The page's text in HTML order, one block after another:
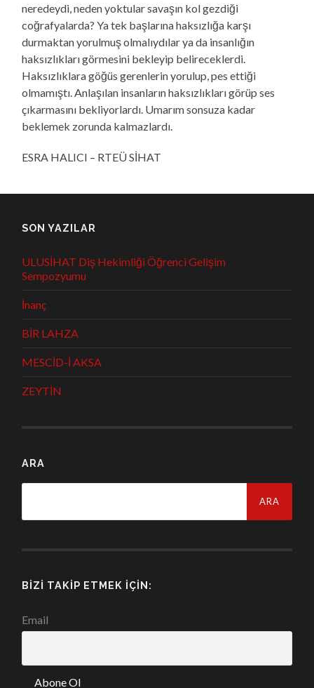
neredeydi, neden yoktular savaşın kol gezdiği
coğrafyalarda? Ya tek başlarına haksızlığa karşı
durmaktan yorulmuş olmalıydılar ya da insanlığın
haksızlıkları görmesini bekleyip belireceklerdi.
Haksızlıklara göğüs gerenlerin yorulup, pes ettiği
olmamıştı. Anlaşılan insanların haksızlıkları görüp ses
çıkarmasını bekliyorlardı. Umarım sonsuza kadar
beklemek zorunda kalmazlardı.
ESRA HALICI – RTEÜ SİHAT
SON YAZILAR
ULUSİHAT Diş Hekimliği Öğrenci Gelişim
Sempozyumu
İnanç
BİR LAHZA
MESCİD-İ AKSA
ZEYTİN
ARA
BIZI TAKIP ETMEK İÇIN:
Email